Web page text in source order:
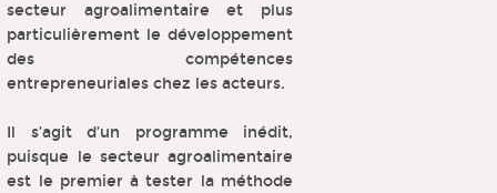
secteur agroalimentaire et plus
particulièrement le développement
des compétences
entrepreneuriales chez les acteurs.
Il s’agit d’un programme inédit,
puisque le secteur agroalimentaire
est le premier à tester la méthode